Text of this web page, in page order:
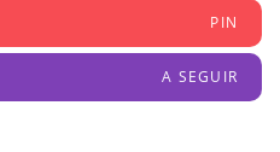
PIN
A SEGUIR